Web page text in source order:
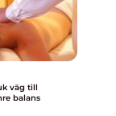
balans